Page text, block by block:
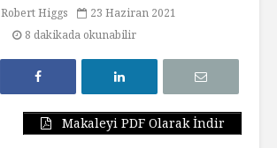
Robert Higgs
23 Haziran 2021
8 dakikada okunabilir
Makaleyi PDF Olarak İndir